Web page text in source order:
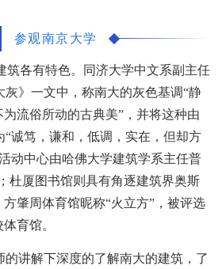
参观南京大学
筑各有特色。同济大学中文系副主任
》一文中，称南大的灰色基调“静
流俗所动的古典美”，并将这种由
诚笃，谦和，低调，实在，但却方
动中心由哈佛大学建筑学系主任普
杜厦图书馆则具有角逐建筑界奥斯
方肇周体育馆昵称“火立方”，被评选
育馆。
的讲解下深度的了解南大的建筑，了